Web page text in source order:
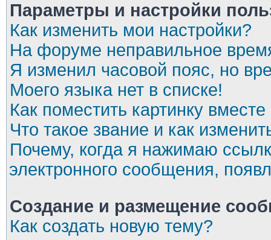
Параметры и настройки
Как изменить мои настройки?
На форуме неправильное
Я изменил часовой пояс, но
Моего языка нет в списке!
Как поместить картинку
Что такое звание и как
Почему, когда я нажимаю
электронного сообщения,
Создание и размещение
Как создать новую тему?